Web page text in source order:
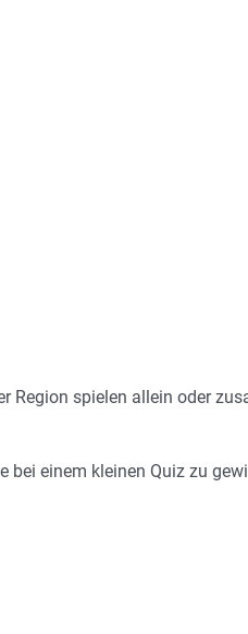
Region spielen allein oder
bei einem kleinen Quiz zu